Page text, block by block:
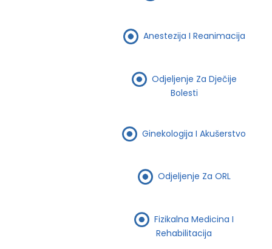
Anestezija I Reanimacija
Odjeljenje Za Dječije
Bolesti
Ginekologija I Akušerstvo
Odjeljenje Za ORL
Fizikalna Medicina I
Rehabilitacija